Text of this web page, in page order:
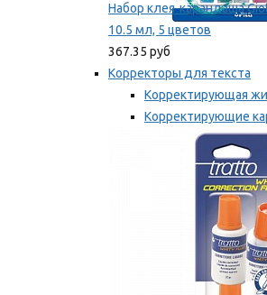
Набор клея-карандаша
10.5 мл, 5 цветов
367.35 руб
Корректоры для текста
Корректирующая
Корректирующие
Корректирующие
Мы рекомендуем